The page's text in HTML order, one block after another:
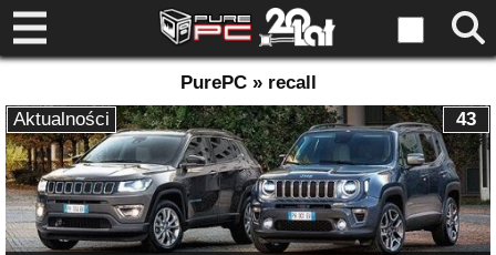
PurePC » recall
43
Aktualności